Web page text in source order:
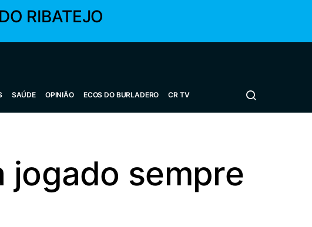
RIBATEJO
SAÚDE OPINIÃO ECOS DO BURLADERO CR TV
jogado sempre